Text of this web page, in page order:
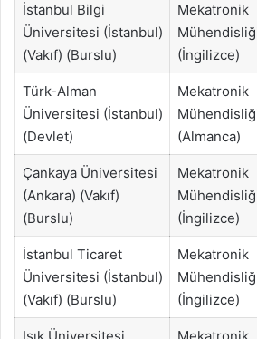
İstanbul Bilgi
Üniversitesi (İstanbul)
(Vakıf) (Burslu)
Mekatronik
(İngilizce)
Türk-Alman
Üniversitesi (İstanbul)
(Devlet)
Mekatronik
(Almanca)
Çankaya Üniversitesi
(Ankara) (Vakıf)
(Burslu)
Mekatronik
(İngilizce)
İstanbul Ticaret
Üniversitesi (İstanbul)
(Vakıf) (Burslu)
Mekatronik
(İngilizce)